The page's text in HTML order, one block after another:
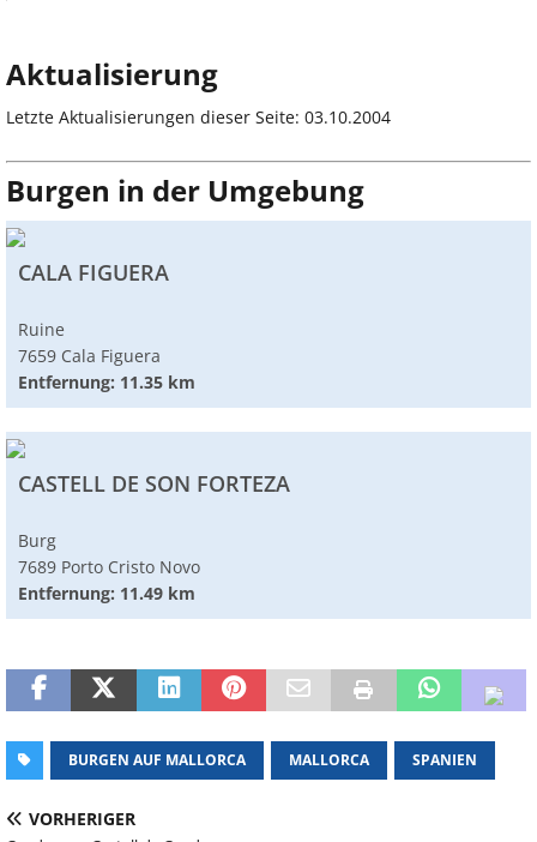
Aktualisierung
Letzte Aktualisierungen dieser Seite: 03.10.2004
Burgen in der Umgebung
CALA FIGUERA
Ruine
7659 Cala Figuera
Entfernung: 11.35 km
CASTELL DE SON FORTEZA
Burg
7689 Porto Cristo Novo
Entfernung: 11.49 km
BURGEN AUF MALLORCA MALLORCA SPANIEN
VORHERIGER